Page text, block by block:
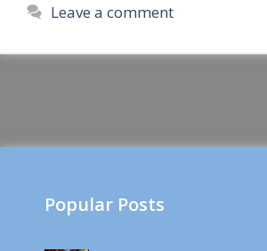
Leave a comment
Popular Posts